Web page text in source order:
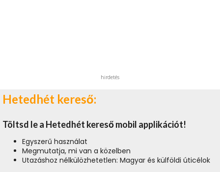
hirdetés
Hetedhét kereső:
Töltsd le a Hetedhét kereső mobil applikációt!
Egyszerű használat
Megmutatja, mi van a közelben
Utazáshoz nélkülözhetetlen: Magyar és külföldi úticélok